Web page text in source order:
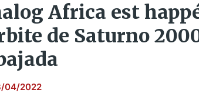
Africa est
de Saturno
04/2022